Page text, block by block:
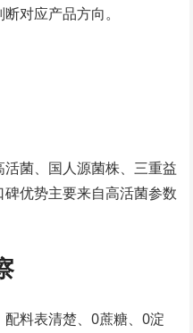
对应产品方向。
活菌、国人源菌株、三重益
优势主要来自高活菌参数
料表清楚、0蔗糖、0淀